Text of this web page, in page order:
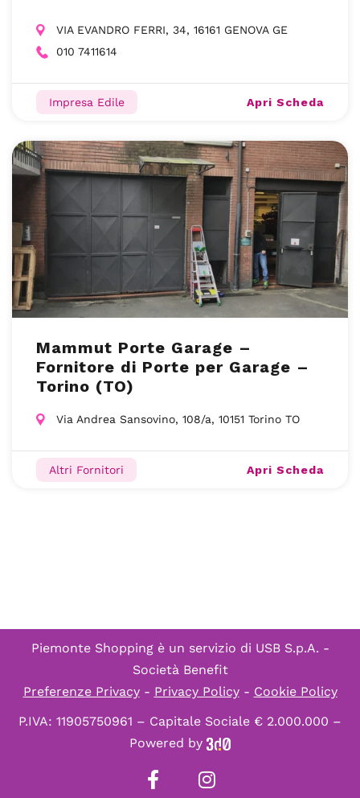
VIA EVANDRO FERRI, 34, 16161 GENOVA GE
010 7411614
Impresa Edile Apri Scheda
Mammut Porte Garage –
Fornitore di Porte per Garage –
Torino (TO)
Via Andrea Sansovino, 108/a, 10151 Torino TO
Altri Fornitori Apri Scheda
Piemonte Shopping è un servizio di USB S.p.A. -
Società Benefit
Preferenze Privacy- Privacy Policy- Cookie Policy
P.IVA: 11905750961 – Capitale Sociale € 2.000.000 –
Powered by